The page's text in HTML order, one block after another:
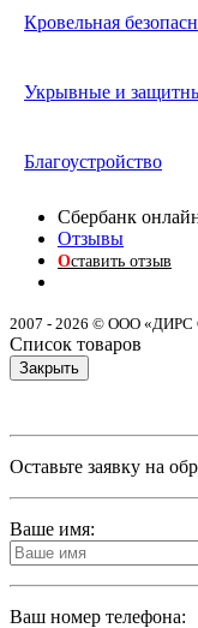
Кровельная
Укрывные и
Благоустройство
Сбербанк
Отзывы
Оставить отзыв
2007 - 2026 © ООО
Список товаров
Закрыть
Оставьте заявку на
Ваше имя:
Ваш номер телефона: